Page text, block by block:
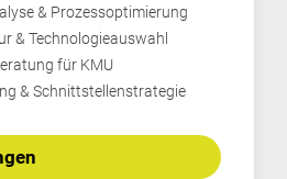
& Prozessoptimierung
& Technologieauswahl
für KMU
& Schnittstellenstrategie